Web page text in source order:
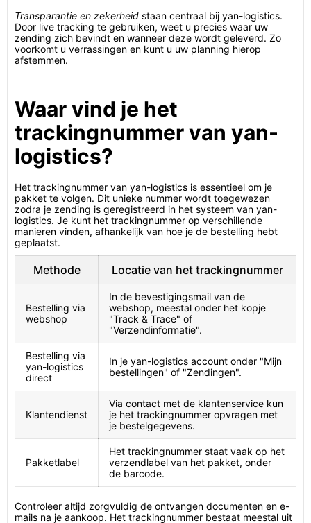
Transparantie en zekerheid staan centraal bij yan-logistics.
Door live tracking te gebruiken, weet u precies waar uw
zending zich bevindt en wanneer deze wordt geleverd. Zo
voorkomt u verrassingen en kunt u uw planning hierop
afstemmen.
Waar vind je het
trackingnummer van yan-
logistics?
Het trackingnummer van yan-logistics is essentieel om je
pakket te volgen. Dit unieke nummer wordt toegewezen
zodra je zending is geregistreerd in het systeem van yan-
logistics. Je kunt het trackingnummer op verschillende
manieren vinden, afhankelijk van hoe je de bestelling hebt
geplaatst.
Methode Locatie van het trackingnummer
Bestelling via
webshop
In de bevestigingsmail van de
webshop, meestal onder het kopje
"Track & Trace" of
"Verzendinformatie".
Bestelling via
yan-logistics
direct
In je yan-logistics account onder "Mijn
bestellingen" of "Zendingen".
Klantendienst
Via contact met de klantenservice kun
je het trackingnummer opvragen met
je bestelgegevens.
Pakketlabel
Het trackingnummer staat vaak op het
verzendlabel van het pakket, onder
de barcode.
Controleer altijd zorgvuldig de ontvangen documenten en e-
mails na je aankoop. Het trackingnummer bestaat meestal uit